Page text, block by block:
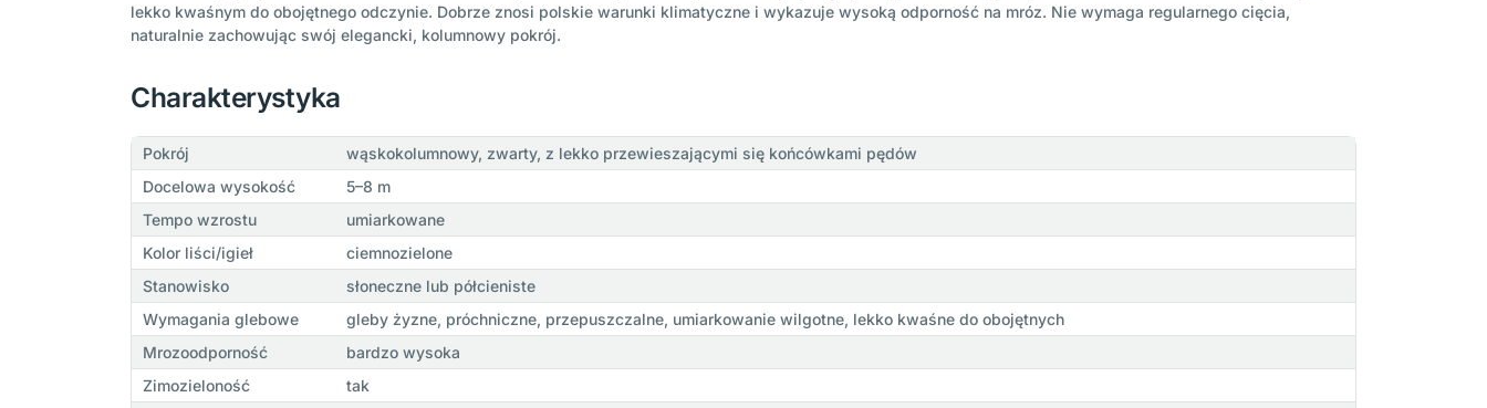
lekko kwaśnym do obojętnego odczynie. Dobrze znosi polskie warunki klimatyczne i wykazuje wysoką odporność na mróz. Nie wymaga regularnego cięcia,
naturalnie zachowując swój elegancki, kolumnowy pokrój.
Charakterystyka
Pokrój
wąskokolumnowy, zwarty, z lekko przewieszającymi się końcówkami pędów
Docelowa wysokość
5–8 m
Tempo wzrostu
umiarkowane
Kolor liści/igieł
ciemnozielone
Stanowisko
słoneczne lub półcieniste
Wymagania glebowe
gleby żyzne, próchniczne, przepuszczalne, umiarkowanie wilgotne, lekko kwaśne do obojętnych
Mrozoodporność
bardzo wysoka
Zimozieloność
tak